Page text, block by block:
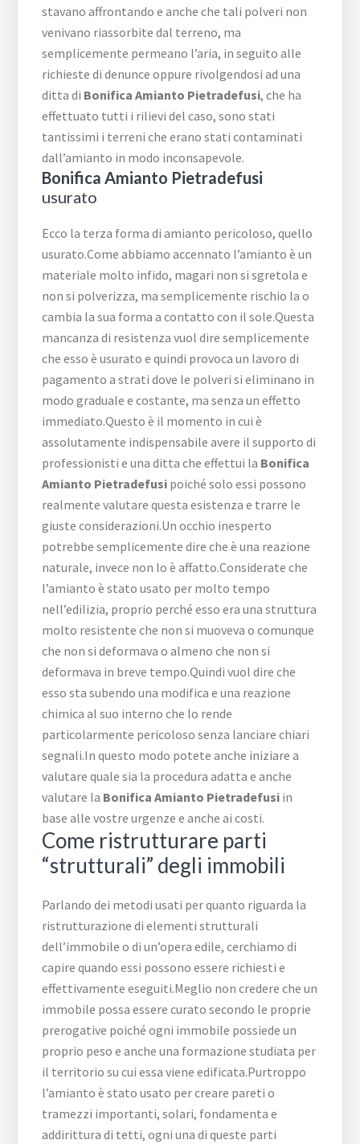
stavano affrontando e anche che tali polveri non
venivano riassorbite dal terreno, ma
semplicemente permeano l’aria, in seguito alle
richieste di denunce oppure rivolgendosi ad una
ditta di Bonifica Amianto Pietradefusi, che ha
effettuato tutti i rilievi del caso, sono stati
tantissimi i terreni che erano stati contaminati
dall’amianto in modo inconsapevole.
Bonifica Amianto Pietradefusi
usurato
Ecco la terza forma di amianto pericoloso, quello
usurato.Come abbiamo accennato l’amianto è un
materiale molto infido, magari non si sgretola e
non si polverizza, ma semplicemente rischio la o
cambia la sua forma a contatto con il sole.Questa
mancanza di resistenza vuol dire semplicemente
che esso è usurato e quindi provoca un lavoro di
pagamento a strati dove le polveri si eliminano in
modo graduale e costante, ma senza un effetto
immediato.Questo è il momento in cui è
assolutamente indispensabile avere il supporto di
professionisti e una ditta che effettui la Bonifica
Amianto Pietradefusi poiché solo essi possono
realmente valutare questa esistenza e trarre le
giuste considerazioni.Un occhio inesperto
potrebbe semplicemente dire che è una reazione
naturale, invece non lo è affatto.Considerate che
l’amianto è stato usato per molto tempo
nell’edilizia, proprio perché esso era una struttura
molto resistente che non si muoveva o comunque
che non si deformava o almeno che non si
deformava in breve tempo.Quindi vuol dire che
esso sta subendo una modifica e una reazione
chimica al suo interno che lo rende
particolarmente pericoloso senza lanciare chiari
segnali.In questo modo potete anche iniziare a
valutare quale sia la procedura adatta e anche
valutare la Bonifica Amianto Pietradefusi in
base alle vostre urgenze e anche ai costi.
Come ristrutturare parti
“strutturali” degli immobili
Parlando dei metodi usati per quanto riguarda la
ristrutturazione di elementi strutturali
dell’immobile o di un’opera edile, cerchiamo di
capire quando essi possono essere richiesti e
effettivamente eseguiti.Meglio non credere che un
immobile possa essere curato secondo le proprie
prerogative poiché ogni immobile possiede un
proprio peso e anche una formazione studiata per
il territorio su cui essa viene edificata.Purtroppo
l’amianto è stato usato per creare pareti o
tramezzi importanti, solari, fondamenta e
addirittura di tetti, ogni una di queste parti